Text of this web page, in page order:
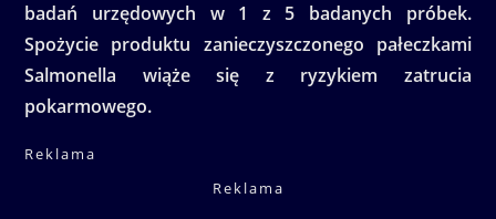
badań urzędowych w 1 z 5 badanych próbek.
Spożycie produktu zanieczyszczonego pałeczkami
Salmonella wiąże się z ryzykiem zatrucia
pokarmowego.
Reklama
Reklama